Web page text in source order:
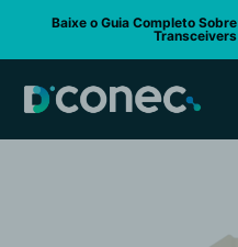
Baixe o Guia Completo Sobre
Transceivers